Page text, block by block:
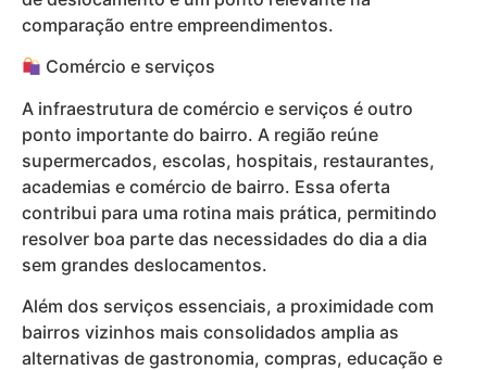
comparação entre empreendimentos.
Comércio e serviços
A infraestrutura de comércio e serviços é outro
ponto importante do bairro. A região reúne
supermercados, escolas, hospitais, restaurantes,
academias e comércio de bairro. Essa oferta
contribui para uma rotina mais prática, permitindo
resolver boa parte das necessidades do dia a dia
sem grandes deslocamentos.
Além dos serviços essenciais, a proximidade com
bairros vizinhos mais consolidados amplia as
alternativas de gastronomia, compras, educação e